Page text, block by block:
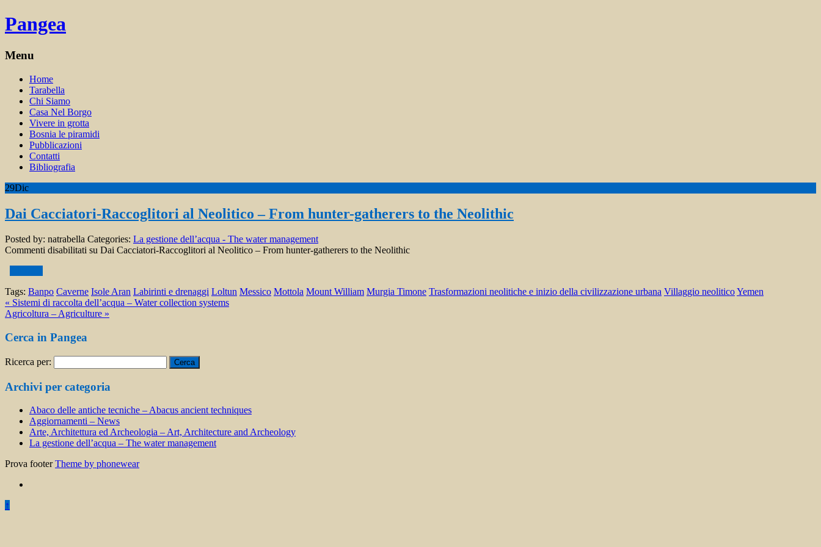
Pangea
Menu
Home
Tarabella
Chi Siamo
Casa Nel Borgo
Vivere in grotta
Bosnia le piramidi
Pubblicazioni
Contatti
Bibliografia
29Dic
Dai Cacciatori-Raccoglitori al Neolitico – From hunter-gatherers to the Neolithic
Posted by: natrabella Categories: La gestione dell’acqua - The water management
Commenti disabilitati su Dai Cacciatori-Raccoglitori al Neolitico – From hunter-gatherers to the Neolithic
Tags: Banpo Caverne Isole Aran Labirinti e drenaggi Loltun Messico Mottola Mount William Murgia Timone Trasformazioni neolitiche e inizio della civilizzazione urbana Villaggio neoliticoYemen
« Sistemi di raccolta dell’acqua – Water collection systems
Agricoltura – Agriculture »
Cerca in Pangea
Ricerca per:
Archivi per categoria
Abaco delle antiche tecniche – Abacus ancient techniques
Aggiornamenti – News
Arte, Architettura ed Archeologia – Art, Architecture and Archeology
La gestione dell’acqua – The water management
Prova footerTheme by phonewear
↑